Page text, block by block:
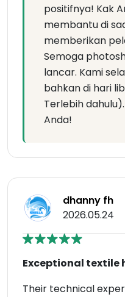
positifnya! Kak
membantu di
memberikan
Semoga
lancar. Kami
bahkan di hari
Terlebih
Anda!
dhanny fh
2026.05.24
Exceptional textile
Their technical